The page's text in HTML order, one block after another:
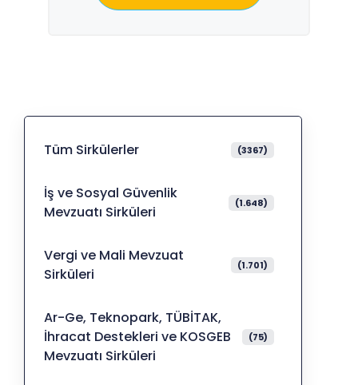
Tüm Sirkülerler (3367)
İş ve Sosyal Güvenlik
Mevzuatı Sirküleri
(1.648)
Vergi ve Mali Mevzuat
Sirküleri
(1.701)
Ar-Ge, Teknopark, TÜBİTAK,
İhracat Destekleri ve KOSGEB
Mevzuatı Sirküleri
(75)